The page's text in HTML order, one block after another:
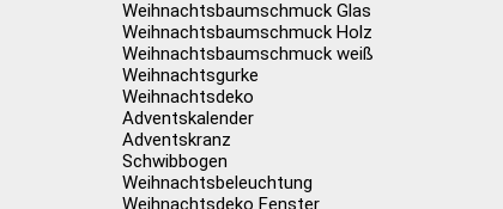
Weihnachtsbaumschmuck Glas
Weihnachtsbaumschmuck Holz
Weihnachtsbaumschmuck weiß
Weihnachtsgurke
Weihnachtsdeko
Adventskalender
Adventskranz
Schwibbogen
Weihnachtsbeleuchtung
Weihnachtsdeko Fenster